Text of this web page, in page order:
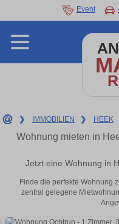
Event
❯ IMMOBILIEN ❯ HEEK
Wohnung mieten in
Jetzt eine Wohnung in
Finde die perfekte Wohnung
zentral gelegene